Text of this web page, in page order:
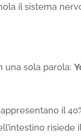
il sistema
una sola parola:
il
risiede